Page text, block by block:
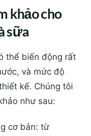
khảo cho
sữa
thể biến động rất
và mức độ
kế. Chúng tôi
như sau:
cơ bản: từ